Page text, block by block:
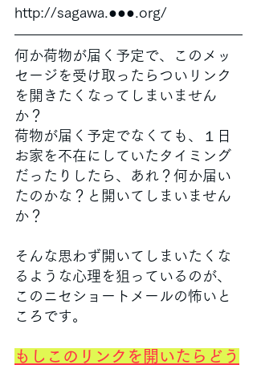
http://sagawa.●●●.org/
何か荷物が届く予定で、このメッ
セージを受け取ったらついリンク
を開きたくなってしまいません
か？
荷物が届く予定でなくても、１日
お家を不在にしていたタイミング
だったりしたら、あれ？何か届い
たのかな？と開いてしまいません
か？
そんな思わず開いてしまいたくな
るような心理を狙っているのが、
このニセショートメールの怖いと
ころです。
もしこのリンクを開いたらどう